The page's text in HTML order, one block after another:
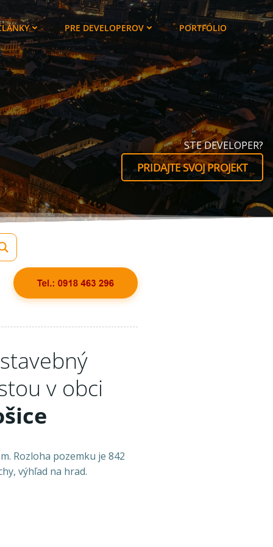
PRE DEVELOPEROV PORTFÓLIO
STE DEVELOPER?
PRIDAJTE SVOJ PROJEKT
v obci
Rozloha pozemku je 842
výhľad na hrad.